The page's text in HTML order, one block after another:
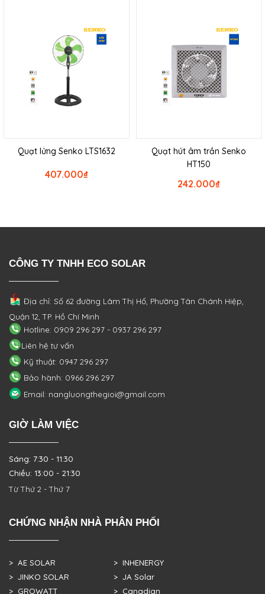
Quạt lửng Senko LTS1632
₫
407.000
Quạt hút âm trần Senko
HT150
₫
242.000
CÔNG TY TNHH ECO SOLAR
Địa chỉ: Số 62 đường Lâm Thị Hố, PhườngTân Chánh Hiệp,
Quận 12, TP. Hồ Chí Minh
Hotline: 0909 296 297 - 0937 296 297
Liên hệ tư vấn
Kỹ thuật: 0947 296 297
Bảo hành: 0966 296 297
Email: nangluongthegioi@gmail.com
GIỜ LÀM VIỆC
Sáng: 7:30 - 11:30
Chiều: 13:00 - 21:30
Từ Thứ 2 - Thứ 7
CHỨNG NHẬN NHÀ PHÂN PHỐI
> AE SOLAR
> JINKO SOLAR
> GROWATT
> INHENERGY
> JA Solar
> Canadian